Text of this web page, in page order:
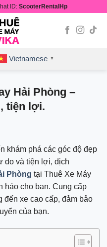
ID: ScooterRentalHp
Vietnamese ▼
Hải Phòng –
tiện lợi.
khám phá các góc độ đẹp
do và tiện lợi, dịch
Phòng tại Thuê Xe Máy
hảo cho bạn. Cung cấp
xe cao cấp, đảm bảo
của bạn.